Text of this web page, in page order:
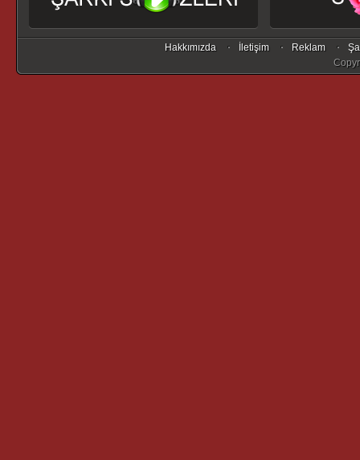
Hakkımızda İletişim Reklam